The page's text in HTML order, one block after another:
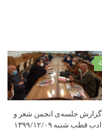
۰
گزارش جلسه‌ی انجمن شعر و
ادب قطب شنبه ۱۳۹۹/۱۲/۰۹